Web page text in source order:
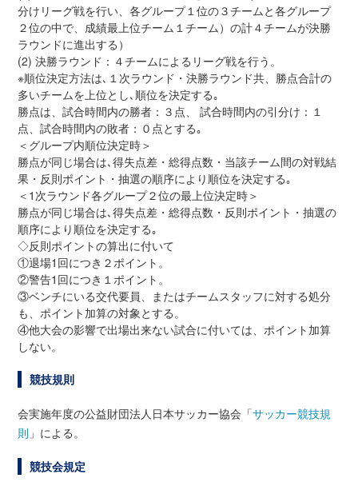
分けリーグ戦を行い、各グループ１位の３チームと各グループ
２位の中で、成績最上位チーム１チーム）の計４チームが決勝
ラウンドに進出する）
(2) 決勝ラウンド：４チームによるリーグ戦を行う。
※順位決定方法は､１次ラウンド・決勝ラウンド共、勝点合計の
多いチームを上位とし､順位を決定する｡
勝点は、試合時間内の勝者：３点、 試合時間内の引分け：１
点、試合時間内の敗者：０点とする｡
＜グループ内順位決定時＞
勝点が同じ場合は､得失点差・総得点数・当該チーム間の対戦結
果・反則ポイント・抽選の順序により順位を決定する｡
＜1次ラウンド各グループ２位の最上位決定時＞
勝点が同じ場合は､得失点差・総得点数・反則ポイント・抽選の
順序により順位を決定する｡
◇反則ポイントの算出に付いて
①退場1回につき２ポイント。
②警告1回につき１ポイント。
③ベンチにいる交代要員、またはチームスタッフに対する処分
も、ポイント加算の対象とする。
④他大会の影響で出場出来ない試合に付いては、ポイント加算
しない。
競技規則
会実施年度の公益財団法人日本サッカー協会「サッカー競技規
則 」による。
競技会規定